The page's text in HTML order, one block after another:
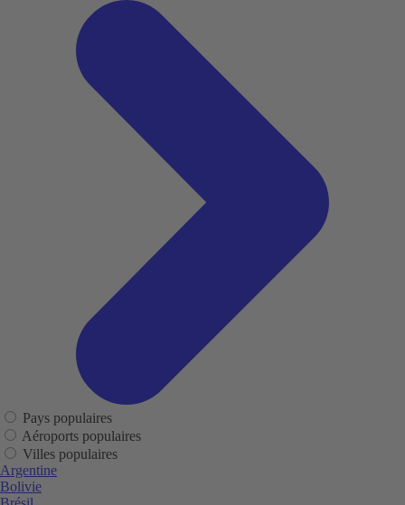
Pays populaires
Aéroports populaires
Villes populaires
Argentine
Bolivie